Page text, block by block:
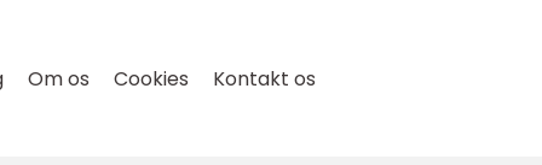
Om os Cookies Kontakt os